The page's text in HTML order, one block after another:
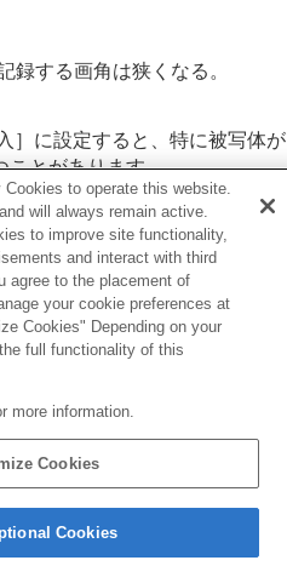
影する
る
：ファイル形式（静止
：RAW記録方式
：JPEG画質/HEIF画質
：JPEG画像サイズ/HEIF
録する画角は狭くなる。
］ に設定すると、特に被写体が
ことがあります。
次へ
プロキシー
to operate this website.
will always remain active.
to improve site functionality,
and interact with third
agree to the placement of
your cookie preferences at
Cookies" Depending on your
full functionality of this
more information.
Cookies
Cookies